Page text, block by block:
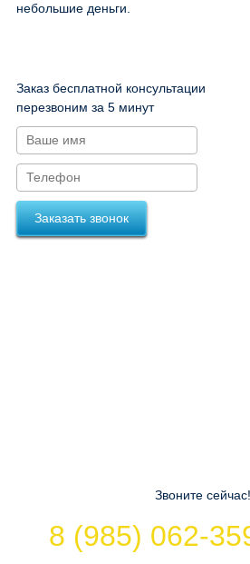
небольшие деньги.
Заказ бесплатной консультации
перезвоним за 5 минут
Заказать звонок
Звоните сейчас!
8 (985) 062-